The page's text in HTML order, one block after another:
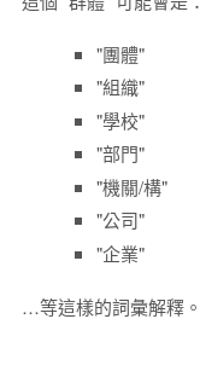
"團體"
"組織"
"學校"
"部門"
"機關/構"
"公司"
"企業"
…等這樣的詞彙解釋。